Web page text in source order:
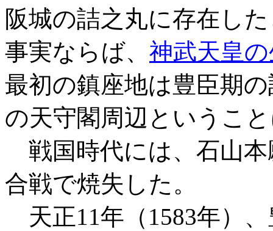
阪城の詰之丸に存在し
事実ならば、 神武天皇
最初の鎮座地は豊臣期
の天守閣周辺というこ
戦国時代には、石山
合戦で焼失した。
天正11年（1583年）